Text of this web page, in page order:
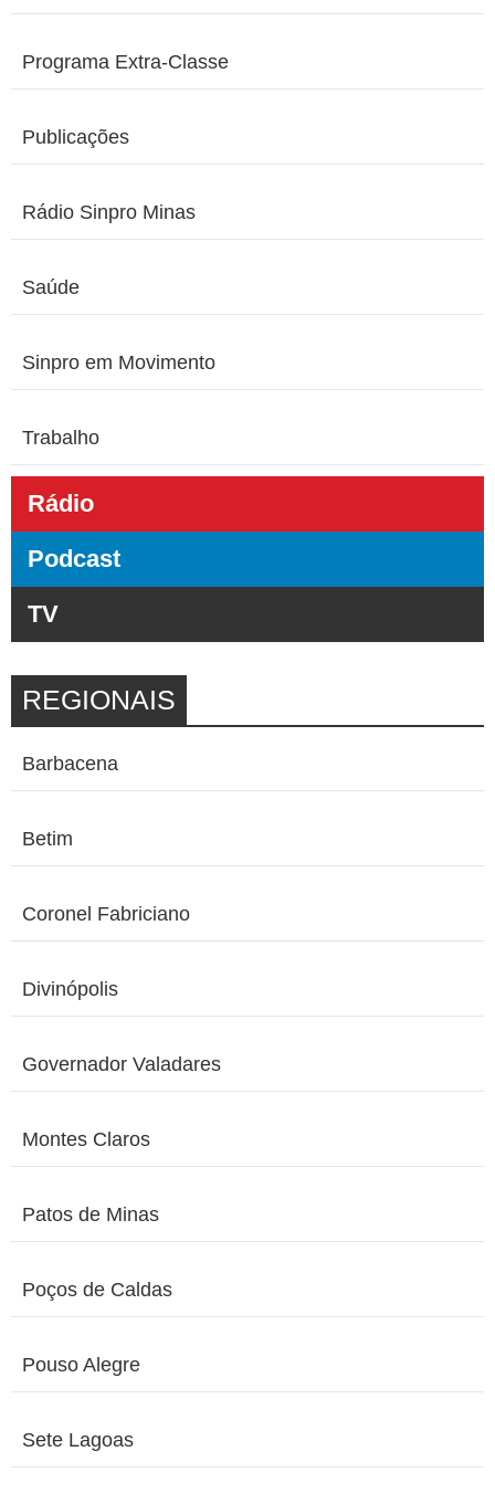
Programa Extra-Classe
Publicações
Rádio Sinpro Minas
Saúde
Sinpro em Movimento
Trabalho
Rádio
Podcast
TV
REGIONAIS
Barbacena
Betim
Coronel Fabriciano
Divinópolis
Governador Valadares
Montes Claros
Patos de Minas
Poços de Caldas
Pouso Alegre
Sete Lagoas